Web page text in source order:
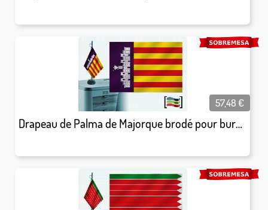
Drapeau de Palma de Majorque brodé pour bureau
57,48€